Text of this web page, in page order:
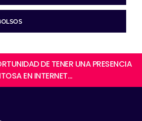
DE TENER UNA PRESENCIA
EN INTERNET…